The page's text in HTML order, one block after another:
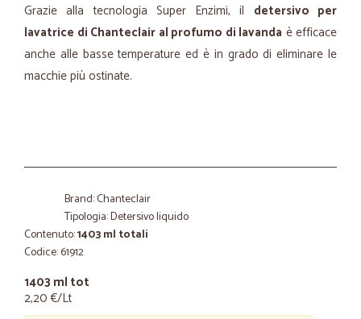
Grazie alla tecnologia Super Enzimi, il detersivo per
lavatrice di Chanteclair al profumo di lavanda è efficace
anche alle basse temperature ed è in grado di eliminare le
macchie più ostinate.
Brand: Chanteclair
Tipologia: Detersivo liquido
Contenuto:1403 ml totali
Codice: 61912
1403 ml tot
2,20 €/Lt